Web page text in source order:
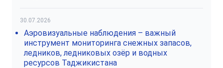
30.07.2026
Аэровизуальные наблюдения – важный
инструмент мониторинга снежных запасов,
ледников, ледниковых озёр и водных
ресурсов Таджикистана